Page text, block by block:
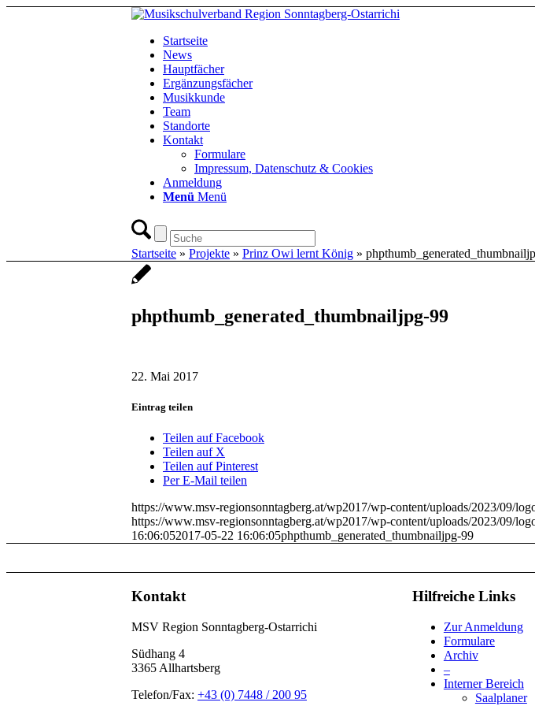
Startseite
News
Hauptfächer
Ergänzungsfächer
Musikkunde
Team
Standorte
Kontakt
Formulare
Impressum, Datenschutz & Cookies
Anmeldung
Menü Menü
Startseite » Projekte » Prinz Owi lernt König »
phpthumb_generated_thumbnailjpg-99
22. Mai 2017
Eintrag teilen
Teilen auf Facebook
Teilen auf X
Teilen auf Pinterest
Per E-Mail teilen
https://www.msv-regionsonntagberg.at/wp2017/wp-content/uploads/2023/09/
https://www.msv-regionsonntagberg.at/wp2017/wp-content/uploads/2023/09/
16:06:052017-05-22 16:06:05phpthumb_generated_thumbnailjpg-99
Kontakt
MSV Region Sonntagberg-Ostarrichi
Südhang 4
3365 Allhartsberg
Telefon/Fax: +43 (0) 7448 / 200 95
Hilfreiche Links
Zur Anmeldung
Formulare
Archiv
–
Interner Bereich
Saalplaner